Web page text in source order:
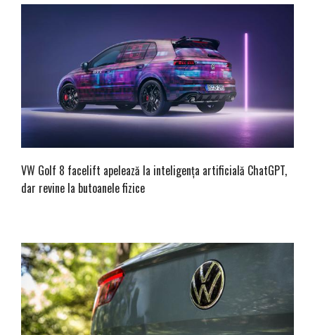
VW Golf 8 facelift apelează la inteligența artificială ChatGPT,
dar revine la butoanele fizice